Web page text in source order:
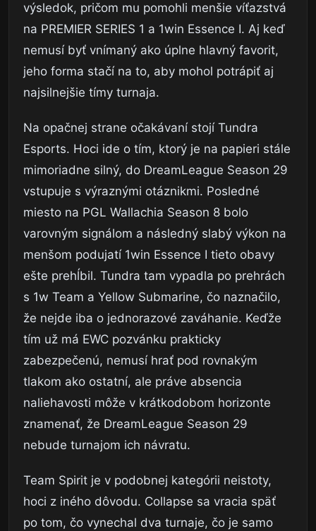
výsledok, pričom mu pomohli menšie víťazstvá
na PREMIER SERIES 1 a 1win Essence I. Aj keď
nemusí byť vnímaný ako úplne hlavný favorit,
jeho forma stačí na to, aby mohol potrápiť aj
najsilnejšie tímy turnaja.
Na opačnej strane očakávaní stojí Tundra
Esports. Hoci ide o tím, ktorý je na papieri stále
mimoriadne silný, do DreamLeague Season 29
vstupuje s výraznými otáznikmi. Posledné
miesto na PGL Wallachia Season 8 bolo
varovným signálom a následný slabý výkon na
menšom podujatí 1win Essence I tieto obavy
ešte prehĺbil. Tundra tam vypadla po prehrách
s 1w Team a Yellow Submarine, čo naznačilo,
že nejde iba o jednorazové zaváhanie. Keďže
tím už má EWC pozvánku prakticky
zabezpečenú, nemusí hrať pod rovnakým
tlakom ako ostatní, ale práve absencia
naliehavosti môže v krátkodobom horizonte
znamenať, že DreamLeague Season 29
nebude turnajom ich návratu.
Team Spirit je v podobnej kategórii neistoty,
hoci z iného dôvodu. Collapse sa vracia späť
po tom, čo vynechal dva turnaje, čo je samo